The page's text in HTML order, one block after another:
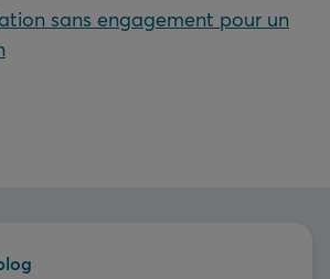
sans engagement pour un